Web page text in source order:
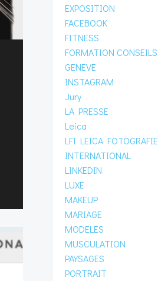
EXPOSITION
FACEBOOK
FITNESS
FORMATION CONSEILS
GENEVE
INSTAGRAM
Jury
LA PRESSE
Leica
LFI LEICA FOTOGRAFIE
INTERNATIONAL
LINKEDIN
LUXE
MAKEUP
MARIAGE
MODELES
MUSCULATION
PAYSAGES
PORTRAIT